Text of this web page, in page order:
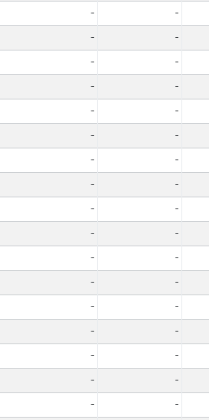
- -
- -
- -
- -
- -
- -
- -
- -
- -
- -
- -
- -
- -
- -
- -
- -
- -